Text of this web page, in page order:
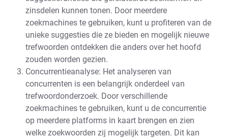
zinsdelen kunnen tonen. Door meerdere
zoekmachines te gebruiken, kunt u profiteren van de
unieke suggesties die ze bieden en mogelijk nieuwe
trefwoorden ontdekken die anders over het hoofd
zouden worden gezien.
Concurrentieanalyse: Het analyseren van
concurrenten is een belangrijk onderdeel van
trefwoordonderzoek. Door verschillende
zoekmachines te gebruiken, kunt u de concurrentie
op meerdere platforms in kaart brengen en zien
welke zoekwoorden zij mogelijk targeten. Dit kan